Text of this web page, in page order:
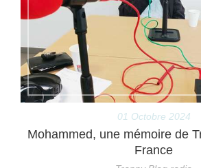
01 Octobre 2024
Mohammed, une mémoire de
France